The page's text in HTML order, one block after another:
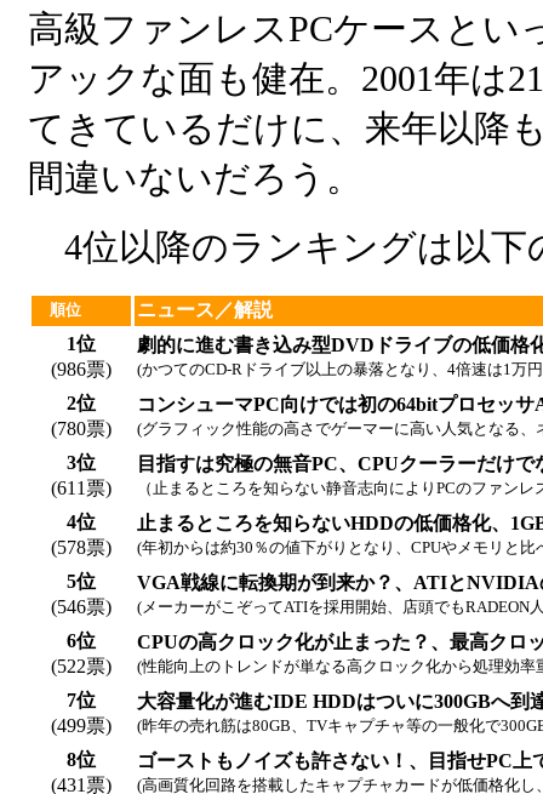
高級ファンレスPCケースとい
アックな面も健在。2001年は
てきているだけに、来年以降
間違いないだろう。
4位以降のランキングは以下
順位
ニュース／解説
1位
(986票)
劇的に進む書き込み型DVDドライブの低価格
(かつてのCD-Rドライブ以上の暴落となり、4倍速は1万
2位
(780票)
コンシューマPC向けでは初の64bitプロセッ
(グラフィック性能の高さでゲーマーに高い人気となる
3位
(611票)
目指すは究極の無音PC、CPUクーラーだけ
（止まるところを知らない静音志向によりPCのファン
4位
(578票)
止まるところを知らないHDDの低価格化、
(年初からは約30％の値下がりとなり、CPUやメモリと
5位
(546票)
VGA戦線に転換期が到来か？、ATIと
(メーカーがこぞってATIを採用開始、店頭でもRADEON
6位
(522票)
CPUの高クロック化が止まった？、最高クロ
(性能向上のトレンドが単なる高クロック化から処理効率
7位
(499票)
大容量化が進むIDE HDDはついに300GBへ到
(昨年の売れ筋は80GB、TVキャプチャ等の一般化で
8位
(431票)
ゴーストもノイズも許さない！、目指せPC
(高画質化回路を搭載したキャプチャカードが低価格化し